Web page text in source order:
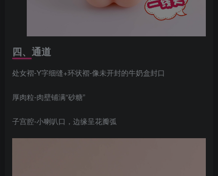
四、通道
处女褶-Y字细缝+环状褶-像未开封的牛奶盒封口
厚肉粒-肉壁铺满“砂糖”
子宫腔-小喇叭口，边缘呈花瓣弧